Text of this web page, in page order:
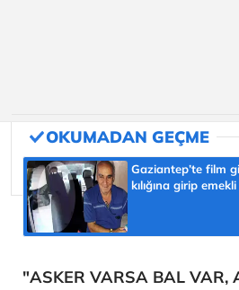
Gaziantep’te film
kılığına girip
"ASKER VARSA BAL VAR,